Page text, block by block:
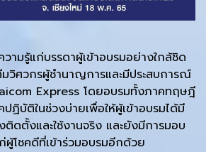
วามรู้แก่บรรดาผู้เข้าอบรมอย่างใกล้ชิด
มวิศวกรผู้ชำนาญการและมีประสบการณ์
Express โดยอบรมทั้งภาคทฤษฎี
ปฏิบัติในช่วงบ่ายเพื่อให้ผู้เข้าอบรมได้มี
ดตั้งและใช้งานจริง และยังมีการมอบ
ผู้โชคดีที่เข้าร่วมอบรมอีกด้วย